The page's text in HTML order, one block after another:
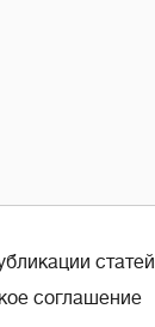
статей
соглашение